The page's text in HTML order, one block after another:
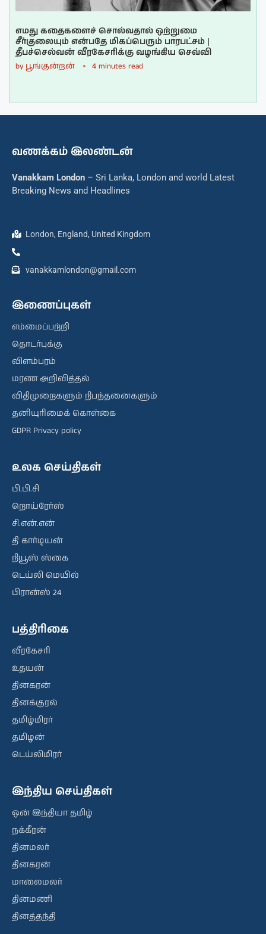
எமது கதைகளைச் சொல்வதால் ஒற்றுமை
சீர்குலையும் என்பதே மிகப்பெரும் பாரபட்சம் |
தீபச்செல்வன் வீரகேசரிக்கு வழங்கிய செவ்வி
by பூங்குன்றன் 4 minutes read
வணக்கம் இலண்டன்
Vanakkam London – Sri Lanka, London and world Latest
Breaking News and Headlines
London, England, United Kingdom
vanakkamlondon@gmail.com
இணைப்புகள்
எம்மைப்பற்றி
தொடர்புக்கு
விளம்பரம்
மரண அறிவித்தல்
விதிமுறைகளும் நிபந்தனைகளும்
தனியுரிமைக் கொள்கை
GDPR Privacy policy
உலக செய்திகள்
பி.பி.சி
றொய்ரேர்ஸ்
சி.என்.என்
தி கார்டியன்
நியூஸ் ஸ்கை
டெய்லி மெயில்
பிரான்ஸ் 24
பத்திரிகை
வீரகேசரி
உதயன்
தினகரன்
தினக்குரல்
தமிழ்மிரர்
தமிழன்
டெய்லிமிரர்
இந்திய செய்திகள்
ஒன் இந்தியா தமிழ்
நக்கீரன்
தினமலர்
தினகரன்
மாலைமலர்
தினமணி
தினத்தந்தி